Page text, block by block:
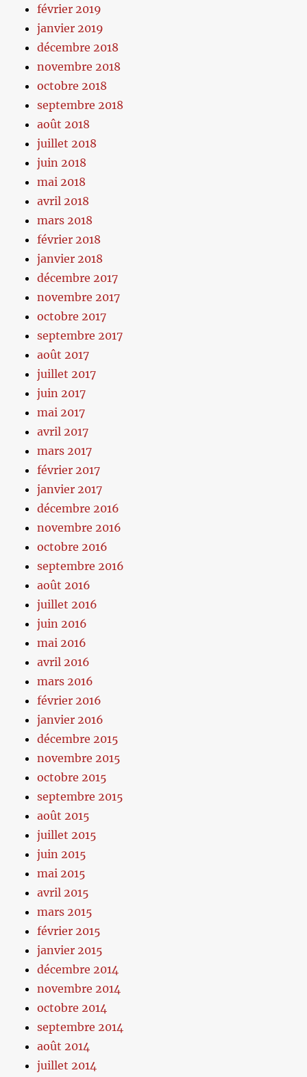
février 2019
janvier 2019
décembre 2018
novembre 2018
octobre 2018
septembre 2018
août 2018
juillet 2018
juin 2018
mai 2018
avril 2018
mars 2018
février 2018
janvier 2018
décembre 2017
novembre 2017
octobre 2017
septembre 2017
août 2017
juillet 2017
juin 2017
mai 2017
avril 2017
mars 2017
février 2017
janvier 2017
décembre 2016
novembre 2016
octobre 2016
septembre 2016
août 2016
juillet 2016
juin 2016
mai 2016
avril 2016
mars 2016
février 2016
janvier 2016
décembre 2015
novembre 2015
octobre 2015
septembre 2015
août 2015
juillet 2015
juin 2015
mai 2015
avril 2015
mars 2015
février 2015
janvier 2015
décembre 2014
novembre 2014
octobre 2014
septembre 2014
août 2014
juillet 2014